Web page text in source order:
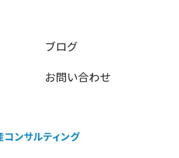
ブログ
お問い合わせ